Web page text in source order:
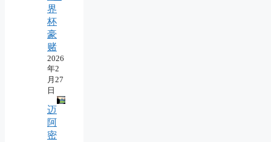
界
杯
豪
赌
2026
年2
月27
日
迈
阿
密